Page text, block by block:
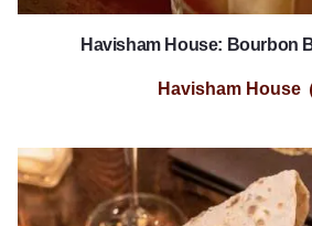
Havisham House: Bourbon
Havisham House